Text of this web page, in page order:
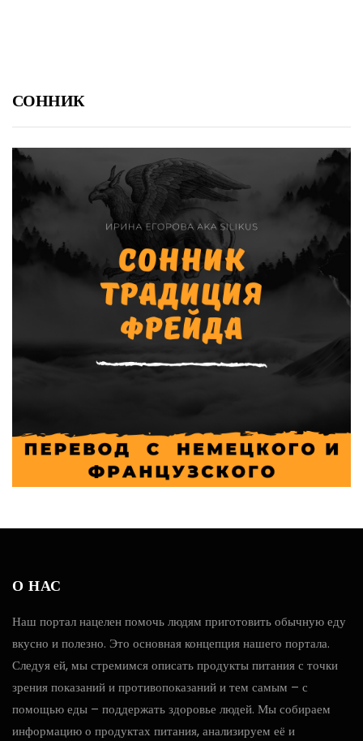
СОННИК
О НАС
Наш портал нацелен помочь людям приготовить обычную еду
вкусно и полезно. Это основная концепция нашего портала.
Следуя ей, мы стремимся описать продукты питания с точки
зрения показаний и противопоказаний и тем самым – с
помощью еды – поддержать здоровье людей. Мы собираем
информацию о продуктах питания, анализируем её и